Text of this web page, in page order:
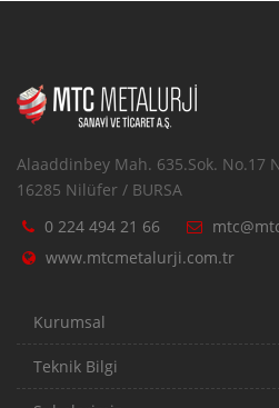
Alaaddinbey Mah. 635.Sok. No.17
16285 Nilüfer / BURSA
0 224 494 21 66
www.mtcmetalurji.com.tr
Kurumsal
Teknik Bilgi